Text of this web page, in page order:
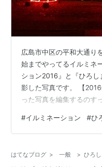
広島市中区の平和大通り
始までやってるイルミネ
ション2016』と『ひろ
影した写真です。 【
った写真を編集するのす
#イルミネーション #ひ
はてなブログ > 一般 > ひろ